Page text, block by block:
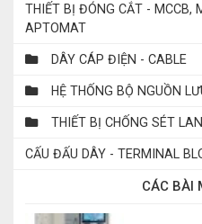
THIẾT BỊ ĐÓNG CẮT - MCCB,
APTOMAT
DÂY CÁP ĐIỆN - CABLE
HỆ THỐNG BỘ NGUỒN
THIẾT BỊ CHỐNG SÉT
CẤU ĐẤU DÂY - TERMINAL
CÁC BÀI